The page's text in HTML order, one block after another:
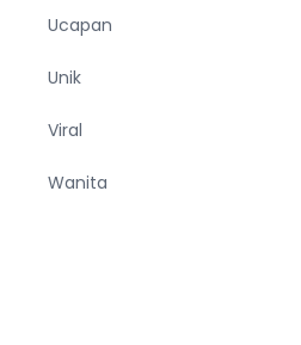
Ucapan
Unik
Viral
Wanita